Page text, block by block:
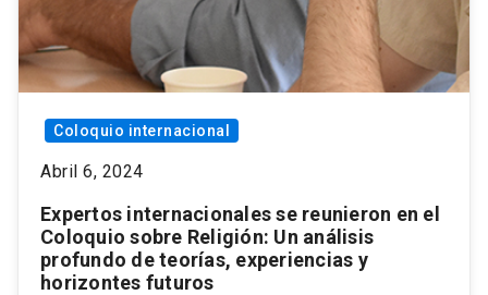
Coloquio internacional
Abril 6, 2024
Expertos internacionales se reunieron en el
Coloquio sobre Religión: Un análisis
profundo de teorías, experiencias y
horizontes futuros